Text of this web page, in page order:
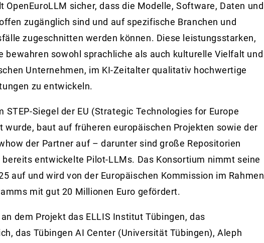
sicher, dass die Modelle, Software, Daten und
zugänglich sind und auf spezifische Branchen und
zugeschnitten werden können. Diese leistungsstarken,
bewahren sowohl sprachliche als auch kulturelle Vielfalt und
Unternehmen, im KI-Zeitalter qualitativ hochwertige
zu entwickeln.
STEP-Siegel der EU (Strategic Technologies for Europe
wurde, baut auf früheren europäischen Projekten sowie der
der Partner auf – darunter sind große Repositorien
entwickelte Pilot-LLMs. Das Konsortium nimmt seine
auf und wird von der Europäischen Kommission im Rahmen
mit gut 20 Millionen Euro gefördert.
dem Projekt das ELLIS Institut Tübingen, das
das Tübingen AI Center (Universität Tübingen), Aleph